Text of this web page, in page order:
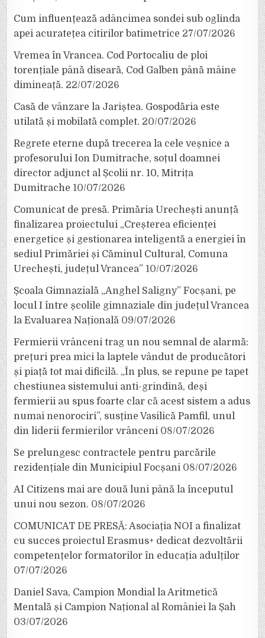
Cum influențează adâncimea sondei sub oglinda
apei acuratețea citirilor batimetrice 27/07/2026
Vremea în Vrancea. Cod Portocaliu de ploi
torențiale până diseară, Cod Galben până mâine
dimineață. 22/07/2026
Casă de vânzare la Jariștea. Gospodăria este
utilată și mobilată complet. 20/07/2026
Regrete eterne după trecerea la cele veșnice a
profesorului Ion Dumitrache, soțul doamnei
director adjunct al Școlii nr. 10, Mitrița
Dumitrache 10/07/2026
Comunicat de presă. Primăria Urechești anunță
finalizarea proiectului „Creșterea eficienței
energetice și gestionarea inteligentă a energiei în
sediul Primăriei și Căminul Cultural, Comuna
Urechești, județul Vrancea” 10/07/2026
Școala Gimnazială „Anghel Saligny” Focșani, pe
locul I între școlile gimnaziale din județul Vrancea
la Evaluarea Națională 09/07/2026
Fermierii vrânceni trag un nou semnal de alarmă:
prețuri prea mici la laptele vândut de producători
și piață tot mai dificilă. „În plus, se repune pe tapet
chestiunea sistemului anti-grindină, deși
fermierii au spus foarte clar că acest sistem a adus
numai nenorociri”, susține Vasilică Pamfil, unul
din liderii fermierilor vrânceni 08/07/2026
Se prelungesc contractele pentru parcările
rezidențiale din Municipiul Focșani 08/07/2026
AI Citizens mai are două luni până la începutul
unui nou sezon. 08/07/2026
COMUNICAT DE PRESĂ: Asociația NOI a finalizat
cu succes proiectul Erasmus+ dedicat dezvoltării
competențelor formatorilor în educația adulților
07/07/2026
Daniel Sava, Campion Mondial la Aritmetică
Mentală și Campion Național al României la Șah
03/07/2026